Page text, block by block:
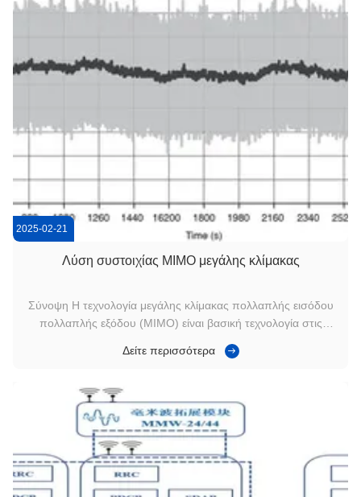
2025-02-21
Λύση συστοιχίας MIMO μεγάλης κλίμακας
Σύνοψη Η τεχνολογία μεγάλης κλίμακας πολλαπλής εισόδου
πολλαπλής εξόδου (MIMO) είναι βασική τεχνολογία στις
σειρές κεραίων για την επίτευξη αποτελεσματικής μετάδοσης
τεχνολογία MIMO μεγάλης ...
Δείτε περισσότερα